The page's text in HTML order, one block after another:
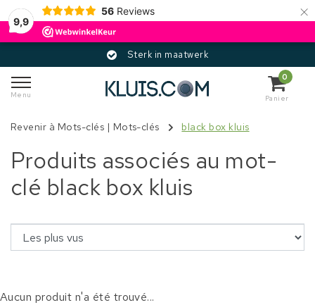
9,9
56 Reviews ×
Sterk in maatwerk
Menu
0
Panier
Revenir à Mots-clés | Mots-clés black box kluis
Produits associés au mot-
clé black box kluis
Aucun produit n'a été trouvé...